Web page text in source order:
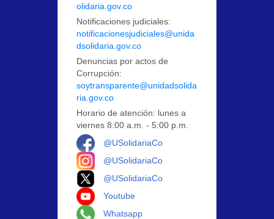
olidaria.gov.co
Notificaciones judiciales:
notificacionesjudiciales@unida
dsolidaria.gov.co
Denuncias por actos de
Corrupción:
soytransparente@unidadsolida
ria.gov.co
Horario de atención: lunes a
viernes 8:00 a.m. - 5:00 p.m.
@USolidariaCo
@USolidariaCo
@USolidariaCo
Youtube
Whatsapp